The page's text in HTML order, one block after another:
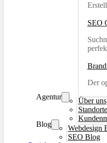
SEO
Der
Agentur
Über uns
Standorte
Blog
Webdesign
SEO Blog